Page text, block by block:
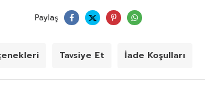
Paylaş
Tavsiye Et İade Koşulları